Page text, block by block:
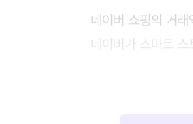
네이버 쇼핑의 거
네이버가 스마트